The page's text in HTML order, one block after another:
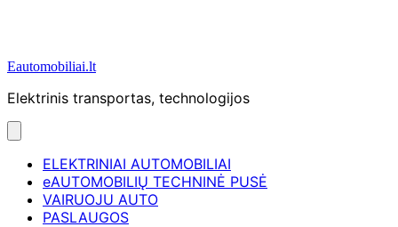
Eautomobiliai.lt
Elektrinis transportas, technologijos
ELEKTRINIAI AUTOMOBILIAI
eAUTOMOBILIŲ TECHNINĖ PUSĖ
VAIRUOJU AUTO
PASLAUGOS